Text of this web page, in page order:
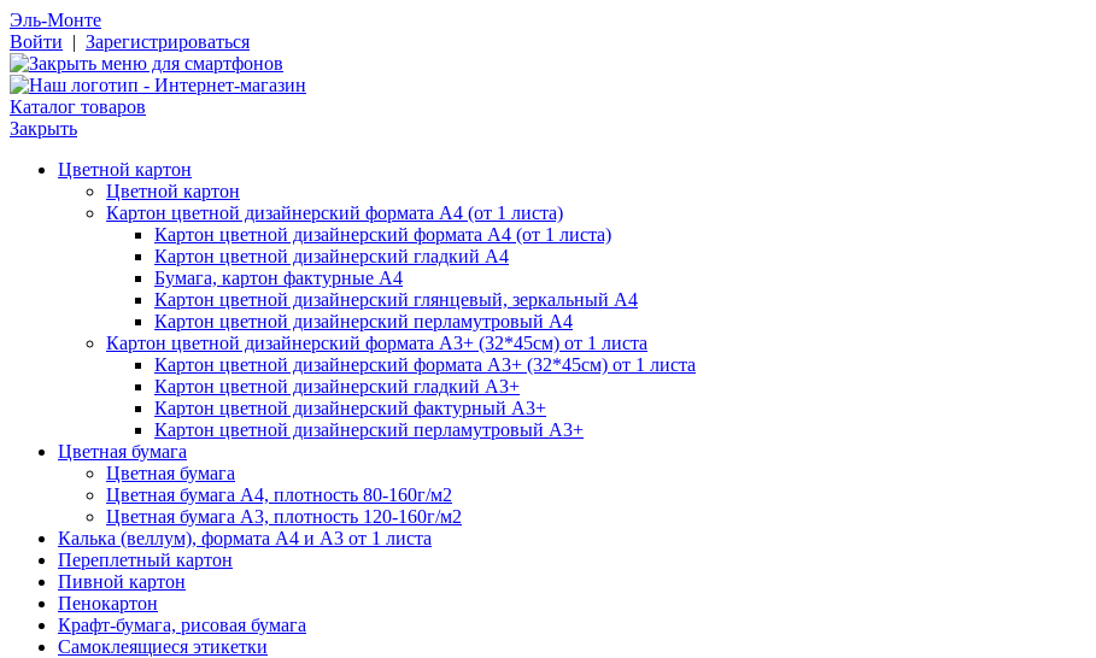
Эль-Монте
Войти | Зарегистрироваться
Каталог товаров
Закрыть
Цветной картон
Цветной картон
Картон цветной дизайнерский формата А4 (от 1 листа)
Картон цветной дизайнерский формата А4 (от 1 листа)
Картон цветной дизайнерский гладкий А4
Бумага, картон фактурные А4
Картон цветной дизайнерский глянцевый, зеркальный А4
Картон цветной дизайнерский перламутровый А4
Картон цветной дизайнерский формата А3+ (32*45см) от 1 листа
Картон цветной дизайнерский формата А3+ (32*45см) от 1 листа
Картон цветной дизайнерский гладкий А3+
Картон цветной дизайнерский фактурный А3+
Картон цветной дизайнерский перламутровый А3+
Цветная бумага
Цветная бумага
Цветная бумага А4, плотность 80-160г/м2
Цветная бумага А3, плотность 120-160г/м2
Калька (веллум), формата А4 и А3 от 1 листа
Переплетный картон
Пивной картон
Пенокартон
Крафт-бумага, рисовая бумага
Самоклеящиеся этикетки